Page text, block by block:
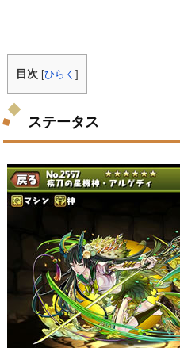
目次 [ひらく]
ステータス